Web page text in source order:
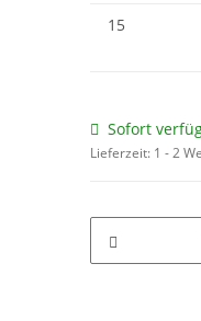
15
Sofort
Lieferzeit: 1 - 2